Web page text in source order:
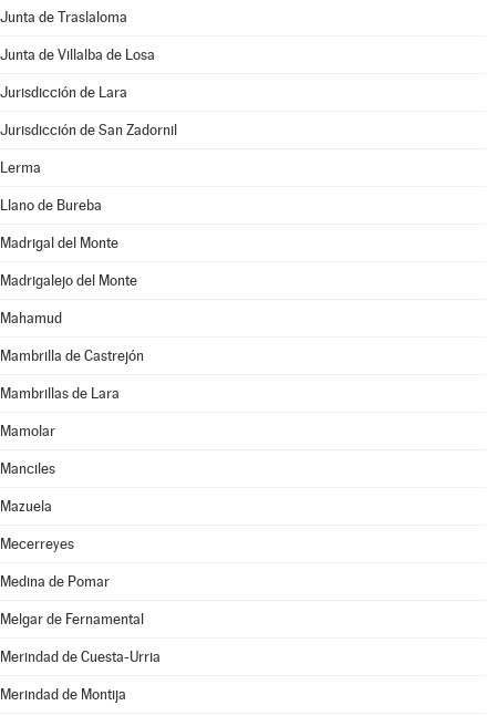
Junta de Traslaloma
Junta de Villalba de Losa
Jurisdicción de Lara
Jurisdicción de San Zadornil
Lerma
Llano de Bureba
Madrigal del Monte
Madrigalejo del Monte
Mahamud
Mambrilla de Castrejón
Mambrillas de Lara
Mamolar
Manciles
Mazuela
Mecerreyes
Medina de Pomar
Melgar de Fernamental
Merindad de Cuesta-Urria
Merindad de Montija